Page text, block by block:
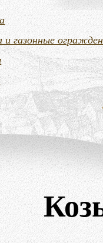
и газонные